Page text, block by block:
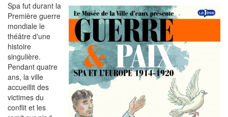
Spa fut durant la
Première guerre
mondiale le
théâtre d'une
histoire
singulière.
Pendant quatre
ans, la ville
accueillit des
victimes du
conflit et les